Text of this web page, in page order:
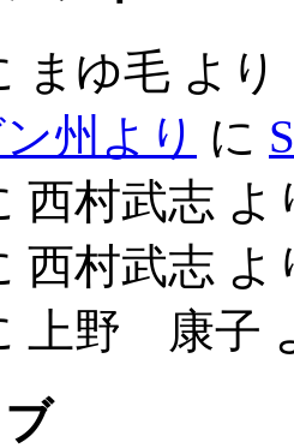
まゆ毛 より
州より に
西村武志 よ
西村武志 よ
上野 康子